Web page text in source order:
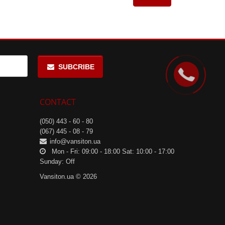
SUBCRIBE
CONTACT
(050) 443 - 60 - 80
(067) 445 - 08 - 79
info@vansiton.ua
Mon - Fri: 09:00 - 18:00 Sat: 10:00 - 17:00
Sunday: Off
Vansiton.ua © 2026